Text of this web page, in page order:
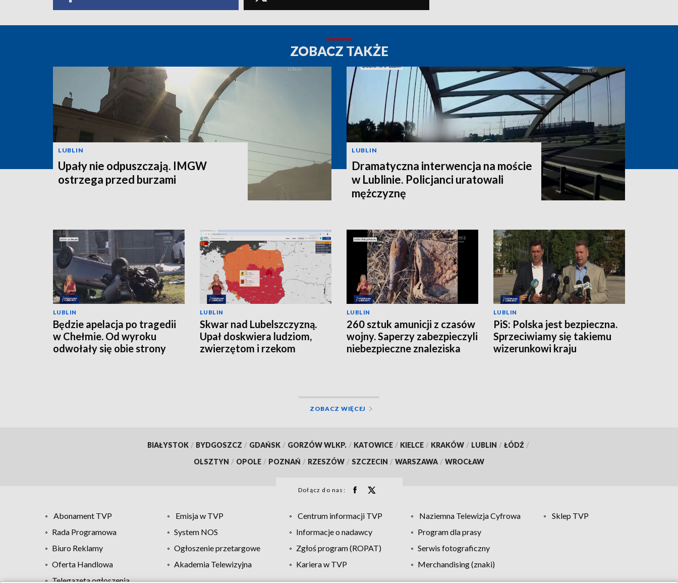
ZOBACZ TAKŻE
LUBLIN
Upały nie odpuszczają. IMGW
ostrzega przed burzami
LUBLIN
Dramatyczna interwencja na moście
w Lublinie. Policjanci uratowali
mężczyznę
LUBLIN
Będzie apelacja po tragedii
w Chełmie. Od wyroku
odwołały się obie strony
LUBLIN
Skwar nad Lubelszczyzną.
Upał doskwiera ludziom,
zwierzętom i rzekom
LUBLIN
260 sztuk amunicji z czasów
wojny. Saperzy zabezpieczyli
niebezpieczne znaleziska
LUBLIN
PiS: Polska jest bezpieczna.
Sprzeciwiamy się takiemu
wizerunkowi kraju
ZOBACZ WIĘCEJ
BIAŁYSTOK / BYDGOSZCZ / GDAŃSK / GORZÓW WLKP. / KATOWICE / KIELCE / KRAKÓW / LUBLIN / ŁÓDŹ /
OLSZTYN / OPOLE / POZNAŃ / RZESZÓW / SZCZECIN / WARSZAWA / WROCŁAW
Dołącz do nas:
Abonament TVP Emisja w TVP Centrum informacji TVP Naziemna Telewizja Cyfrowa
Sklep TVP
Rada Programowa
System NOS Informacje o nadawcy
Program dla prasy
Biuro Reklamy
Ogłoszenie przetargowe Zgłoś program (ROPAT)
Serwis fotograficzny
Oferta Handlowa
Akademia Telewizyjna Kariera w TVP
Merchandising (znaki)
Telegazeta ogłoszenia